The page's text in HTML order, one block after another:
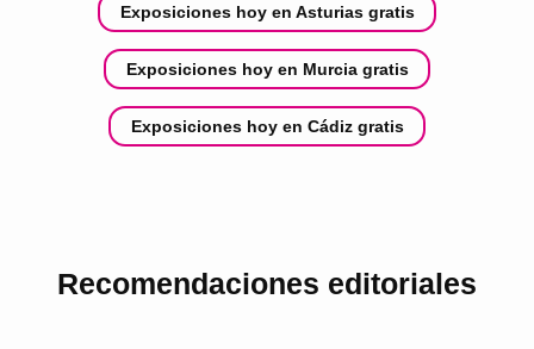
Exposiciones hoy en Asturias gratis
Exposiciones hoy en Murcia gratis
Exposiciones hoy en Cádiz gratis
Recomendaciones editoriales